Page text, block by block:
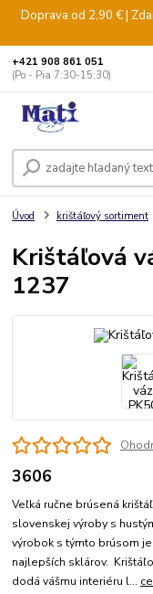
Doprava od 2,90 € |
+421 908 861 051
(Po - Pia 7:30-15:30)
Úvod krištáľový sortiment
Krištáľová
1237
3606
Veľká ručne brúsená
slovenskej výroby s
výrobok s týmto brúsom
najlepších sklárov.
dodá vášmu interiéru l...